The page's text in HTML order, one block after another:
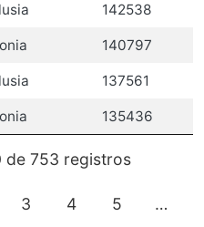
142538
140797
137561
135436
de 753 registros
3 4 5 …